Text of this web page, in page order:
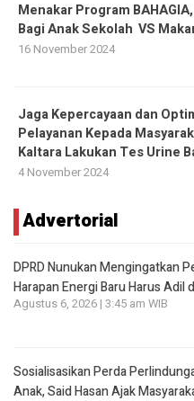
Menakar Program
Bagi Anak Sekolah VS
16 November 2024
Jaga Kepercayaan dan
Pelayanan Kepada
Kaltara Lakukan Tes Urine
4 November 2024
Advertorial
DPRD Nunukan Mengingatkan
Harapan Energi Baru Harus Adil
Agustus 6, 2026 | 3:45 am WIB
Sosialisasikan Perda
Anak, Said Hasan Ajak